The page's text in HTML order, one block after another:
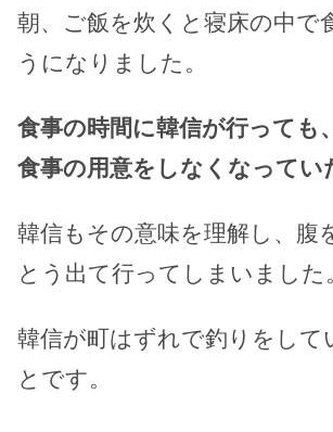
朝、ご飯を炊くと寝床の中で
うになりました。
食事の時間に韓信が行っても
食事の用意をしなくなってい
韓信もその意味を理解し、腹
とう出て行ってしまいました
韓信が町はずれで釣りをして
とです。